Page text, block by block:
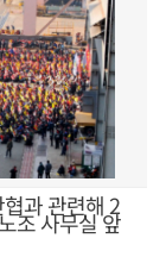
과 관련해 2
조 사무실 앞